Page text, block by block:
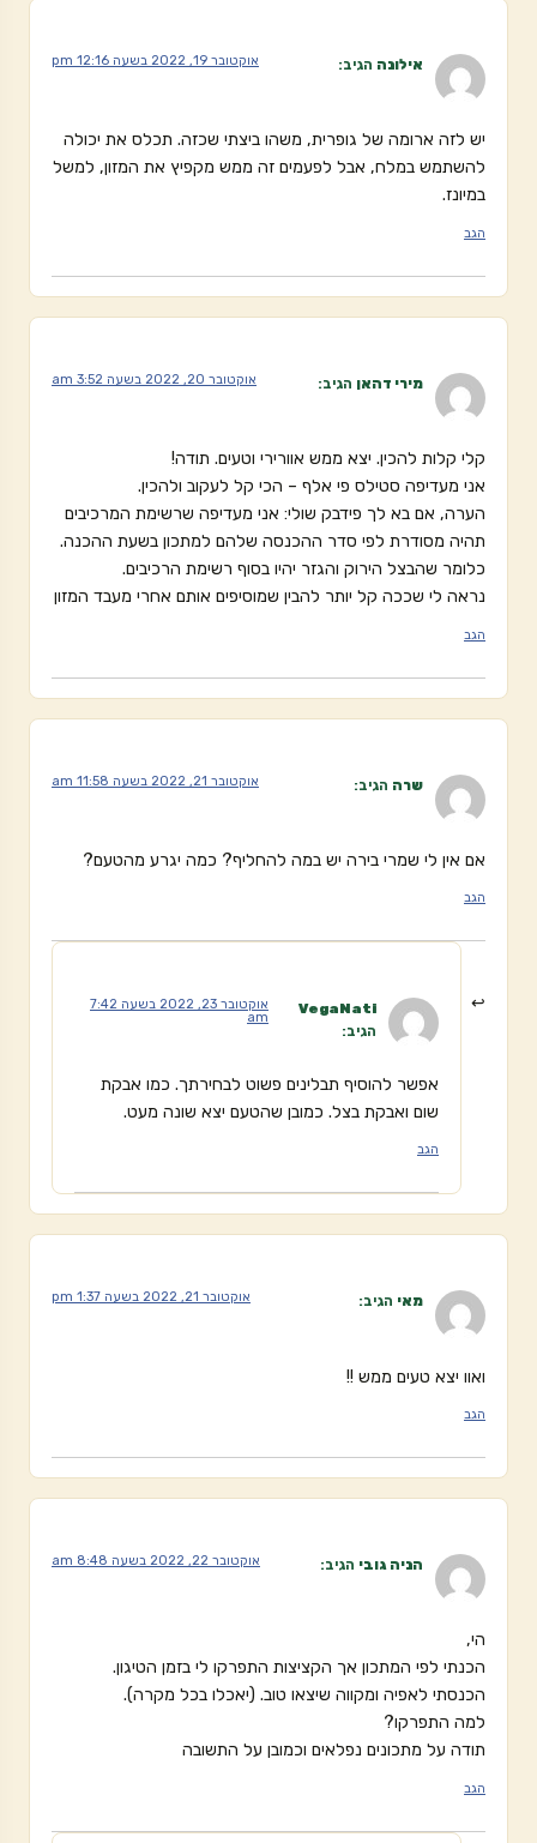
אילונה הגיב: אוקטובר 19, 2022 בשעה 12:16 pm
יש לזה ארומה של גופרית, משהו ביצתי שכזה. תכלס את יכולה
להשתמש במלח, אבל לפעמים זה ממש מקפיץ את המזון, למשל
במיונז.
הגב
מירי דהאן הגיב: אוקטובר 20, 2022 בשעה 3:52 am
קלי קלות להכין. יצא ממש אוורירי וטעים. תודה!
אני מעדיפה סטילס פי אלף – הכי קל לעקוב ולהכין.
הערה, אם בא לך פידבק שולי: אני מעדיפה שרשימת המרכיבים
תהיה מסודרת לפי סדר ההכנסה שלהם למתכון בשעת ההכנה.
כלומר שהבצל הירוק והגזר יהיו בסוף רשימת הרכיבים.
נראה לי שככה קל יותר להבין שמוסיפים אותם אחרי מעבד המזון
הגב
שרה הגיב: אוקטובר 21, 2022 בשעה 11:58 am
אם אין לי שמרי בירה יש במה להחליף? כמה יגרע מהטעם?
הגב
VegaNati
הגיב:
אוקטובר 23, 2022 בשעה 7:42
am
אפשר להוסיף תבלינים פשוט לבחירתך. כמו אבקת
שום ואבקת בצל. כמובן שהטעם יצא שונה מעט.
הגב
מאי הגיב: אוקטובר 21, 2022 בשעה 1:37 pm
ואוו יצא טעים ממש !!
הגב
הניה גובי הגיב: אוקטובר 22, 2022 בשעה 8:48 am
הי,
הכנתי לפי המתכון אך הקציצות התפרקו לי בזמן הטיגון.
הכנסתי לאפיה ומקווה שיצאו טוב. (יאכלו בכל מקרה).
למה התפרקו?
תודה על מתכונים נפלאים וכמובן על התשובה
הגב